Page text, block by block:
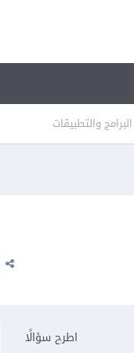
البرامج والتطبيقات
اطرح سؤالًا